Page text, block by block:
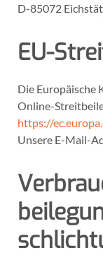
D-85072
EU-
Die Europäische
Online-
https://
Unsere E-Mail-